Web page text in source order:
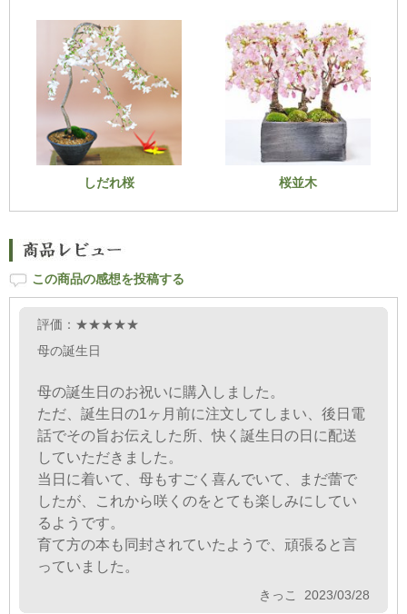
しだれ桜 桜並木
この商品の感想を投稿する
評価：★★★★★
母の誕生日
母の誕生日のお祝いに購入しました。
ただ、誕生日の1ヶ月前に注文してしまい、後日電
話でその旨お伝えした所、快く誕生日の日に配送
していただきました。
当日に着いて、母もすごく喜んでいて、まだ蕾で
したが、これから咲くのをとても楽しみにしてい
るようです。
育て方の本も同封されていたようで、頑張ると言
っていました。
きっこ 2023/03/28